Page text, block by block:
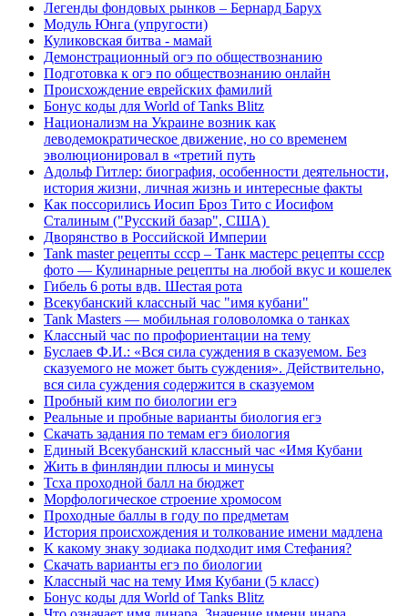
Легенды фондовых рынков – Бернард Барух
Модуль Юнга (упругости)
Куликовская битва - мамай
Демонстрационный огэ по обществознанию
Подготовка к огэ по обществознанию онлайн
Происхождение еврейских фамилий
Бонус коды для World of Tanks Blitz
Национализм на Украине возник как
леводемократическое движение, но со временем
эволюционировал в «третий путь
Адольф Гитлер: биография, особенности деятельности,
история жизни, личная жизнь и интересные факты
Как поссорились Иосип Броз Тито с Иосифом
Сталиным ("Русский базар", США)
Дворянство в Российской Империи
Tank master рецепты ссср – Танк мастерс рецепты ссср
фото — Кулинарные рецепты на любой вкус и кошелек
Гибель 6 роты вдв. Шестая рота
Всекубанский классный час "имя кубани"
Tank Masters — мобильная головоломка о танках
Классный час по профориентации на тему
Буслаев Ф.И.: «Вся сила суждения в сказуемом. Без
сказуемого не может быть суждения». Действительно,
вся сила суждения содержится в сказуемом
Пробный ким по биологии егэ
Реальные и пробные варианты биология егэ
Скачать задания по темам егэ биология
Единый Всекубанский классный час «Имя Кубани
Жить в финляндии плюсы и минусы
Тсха проходной балл на бюджет
Морфологическое строение хромосом
Проходные баллы в году по предметам
История происхождения и толкование имени мадлена
К какому знаку зодиака подходит имя Стефания?
Скачать варианты егэ по биологии
Классный час на тему Имя Кубани (5 класс)
Бонус коды для World of Tanks Blitz